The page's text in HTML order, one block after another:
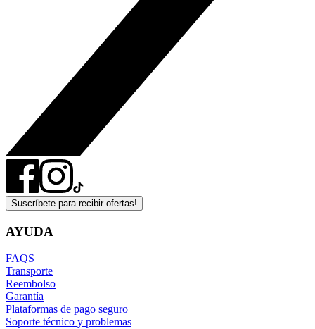
Suscríbete para recibir ofertas!
AYUDA
FAQS
Transporte
Reembolso
Garantía
Plataformas de pago seguro
Soporte técnico y problemas